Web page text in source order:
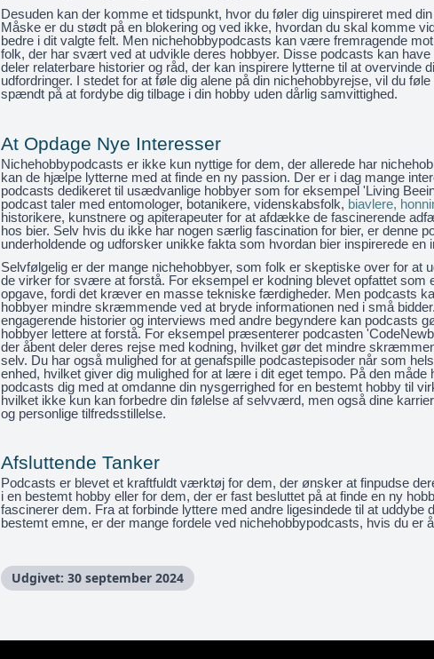
Desuden kan der komme et tidspunkt, hvor du føler dig uinspireret med
Måske er du stødt på en blokering og ved ikke, hvordan du skal komme
bedre i dit valgte felt. Men nichehobbypodcasts kan være fremragende
folk, der har svært ved at udvikle deres hobbyer. Disse podcasts kan
deler relaterbare historier og råd, der kan inspirere lytterne til at overvinde
udfordringer. I stedet for at føle dig alene på din nichehobbyrejse, vil du
spændt på at fordybe dig tilbage i din hobby uden dårlig samvittighed.
At Opdage Nye Interesser
Nichehobbypodcasts er ikke kun nyttige for dem, der allerede har
kan de hjælpe lytterne med at finde en ny passion. Der er i dag mange
podcasts dedikeret til usædvanlige hobbyer som for eksempel 'Living
podcast taler med entomologer, botanikere, videnskabsfolk, biavlere,
historikere, kunstnere og apiterapeuter for at afdække de fascinerende
hos bier. Selv hvis du ikke har nogen særlig fascination for bier, er denne
underholdende og udforsker unikke fakta som hvordan bier inspirerede en
Selvfølgelig er der mange nichehobbyer, som folk er skeptiske over for at
de virker for svære at forstå. For eksempel er kodning blevet opfattet som
opgave, fordi det kræver en masse tekniske færdigheder. Men podcasts
hobbyer mindre skræmmende ved at bryde informationen ned i små
engagerende historier og interviews med andre begyndere kan podcasts
hobbyer lettere at forstå. For eksempel præsenterer podcasten
der åbent deler deres rejse med kodning, hvilket gør det mindre
selv. Du har også mulighed for at genafspille podcastepisoder når som
enhed, hvilket giver dig mulighed for at lære i dit eget tempo. På den måde
podcasts dig med at omdanne din nysgerrighed for en bestemt hobby til
hvilket ikke kun kan forbedre din følelse af selvværd, men også dine
og personlige tilfredsstillelse.
Afsluttende Tanker
Podcasts er blevet et kraftfuldt værktøj for dem, der ønsker at finpudse
i en bestemt hobby eller for dem, der er fast besluttet på at finde en ny
fascinerer dem. Fra at forbinde lyttere med andre ligesindede til at uddybe
bestemt emne, er der mange fordele ved nichehobbypodcasts, hvis du er
Udgivet: 30 september 2024